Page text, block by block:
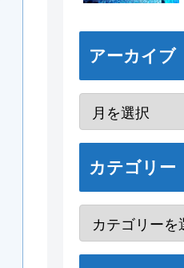
アーカイブ
カテゴリー